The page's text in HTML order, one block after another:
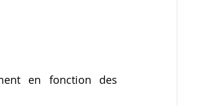
en fonction des